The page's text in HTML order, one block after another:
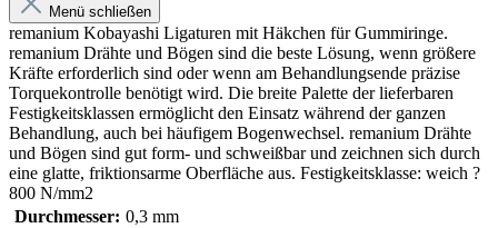
Menü schließen
remanium Kobayashi Ligaturen mit Häkchen für Gummiringe.
remanium Drähte und Bögen sind die beste Lösung, wenn größere
Kräfte erforderlich sind oder wenn am Behandlungsende präzise
Torquekontrolle benötigt wird. Die breite Palette der lieferbaren
Festigkeitsklassen ermöglicht den Einsatz während der ganzen
Behandlung, auch bei häufigem Bogenwechsel. remanium Drähte
und Bögen sind gut form- und schweißbar und zeichnen sich durch
eine glatte, friktionsarme Oberfläche aus. Festigkeitsklasse: weich ?
800 N/mm2
Durchmesser: 0,3 mm